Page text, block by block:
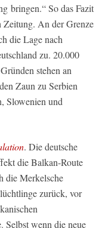
bringen.“ So das Fazit
Zeitung. An der Grenze
die Lage nach
zu. 20.000
stehen an
Zaun zu Serbien
Slowenien und
. Die deutsche
die Balkan-Route
die Merkelsche
zurück, vor
Selbst wenn die neue